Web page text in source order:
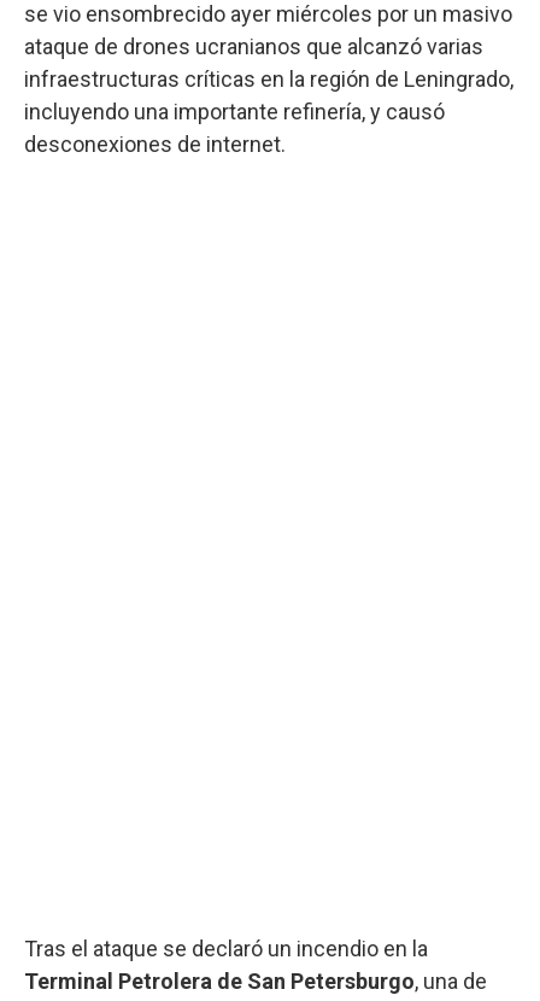
se vio ensombrecido ayer miércoles por un masivo
ataque de drones ucranianos que alcanzó varias
infraestructuras críticas en la región de Leningrado,
incluyendo una importante refinería, y causó
desconexiones de internet.
Tras el ataque se declaró un incendio en la
Terminal Petrolera de San Petersburgo, una de